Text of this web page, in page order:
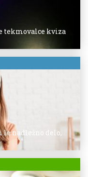
tekmovalce kviza
le nadležno delo,